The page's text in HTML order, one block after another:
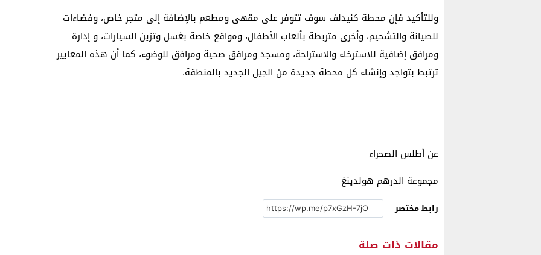
وللتأكيد فإن محطة كنيدلف سوف تتوفر على مقهى ومطعم بالإضافة إلى متجر خاص، وفضاءات
للصيانة والتشحيم، وأخرى متربطة بألعاب الأطفال، ومواقع خاصة بغسل وتزين السيارات، و إدارة
ومرافق إضافية للاسترخاء والاستراحة، ومسجد ومرافق صحية ومرافق للوضوء، كما أن هذه المعايير
ترتبط بتواجد وإنشاء كل محطة جديدة من الجيل الجديد بالمنطقة.
عن أطلس الصحراء
مجموعة الدرهم هولدينغ
رابط مختصر
مقالات ذات صلة